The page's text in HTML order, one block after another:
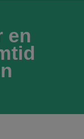
en